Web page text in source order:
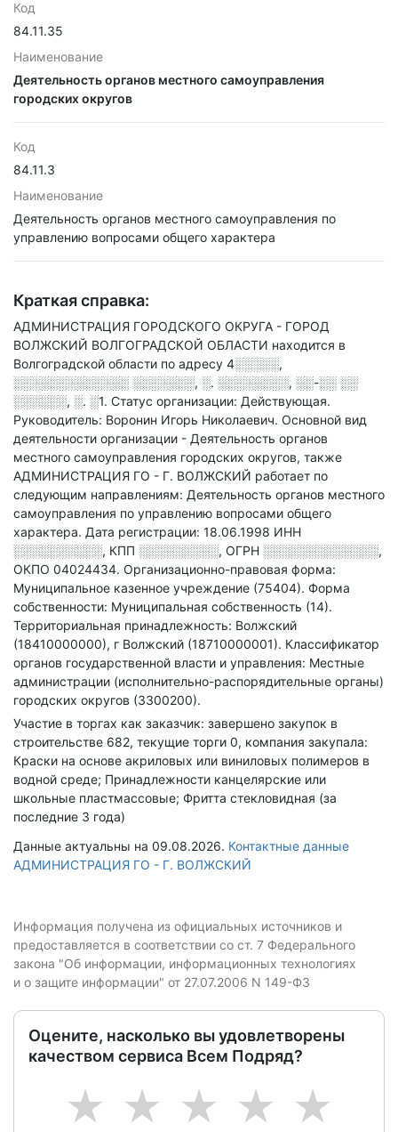
Код
84.11.35
Наименование
Деятельность органов местного самоуправления
городских округов
Код
84.11.3
Наименование
Деятельность органов местного самоуправления по
управлению вопросами общего характера
Краткая справка:
АДМИНИСТРАЦИЯ ГОРОДСКОГО ОКРУГА - ГОРОД
ВОЛЖСКИЙ ВОЛГОГРАДСКОЙ ОБЛАСТИ находится в
Волгоградской области по адресу 4░░░░░,
░░░░░░░░░░░░░ ░░░░░░░, ░. ░░░░░░░░, ░░-░░ ░░
░░░░░░, ░. ░1. Статус организации: Действующая.
Руководитель: Воронин Игорь Николаевич. Основной вид
деятельности организации - Деятельность органов
местного самоуправления городских округов, также
АДМИНИСТРАЦИЯ ГО - Г. ВОЛЖСКИЙ работает по
следующим направлениям: Деятельность органов местного
самоуправления по управлению вопросами общего
характера. Дата регистрации: 18.06.1998 ИНН
░░░░░░░░░░, КПП ░░░░░░░░░, ОГРН ░░░░░░░░░░░░░,
ОКПО 04024434. Организационно-правовая форма:
Муниципальное казенное учреждение (75404). Форма
собственности: Муниципальная собственность (14).
Территориальная принадлежность: Волжский
(18410000000), г Волжский (18710000001). Классификатор
органов государственной власти и управления: Местные
администрации (исполнительно-распорядительные органы)
городских округов (3300200).
Участие в торгах как заказчик: завершено закупок в
строительстве 682, текущие торги 0, компания закупала:
Краски на основе акриловых или виниловых полимеров в
водной среде; Принадлежности канцелярские или
школьные пластмассовые; Фритта стекловидная (за
последние 3 года)
Данные актуальны на 09.08.2026. Контактные данные
АДМИНИСТРАЦИЯ ГО - Г. ВОЛЖСКИЙ
Информация получена из официальных источников и
предоставляется в соответствии со ст. 7 Федерального
закона "Об информации, информационных технологиях
и о защите информации" от 27.07.2006 N 149-ФЗ
Оцените, насколько вы удовлетворены
качеством сервиса Всем Подряд?
5
4
3
2
1